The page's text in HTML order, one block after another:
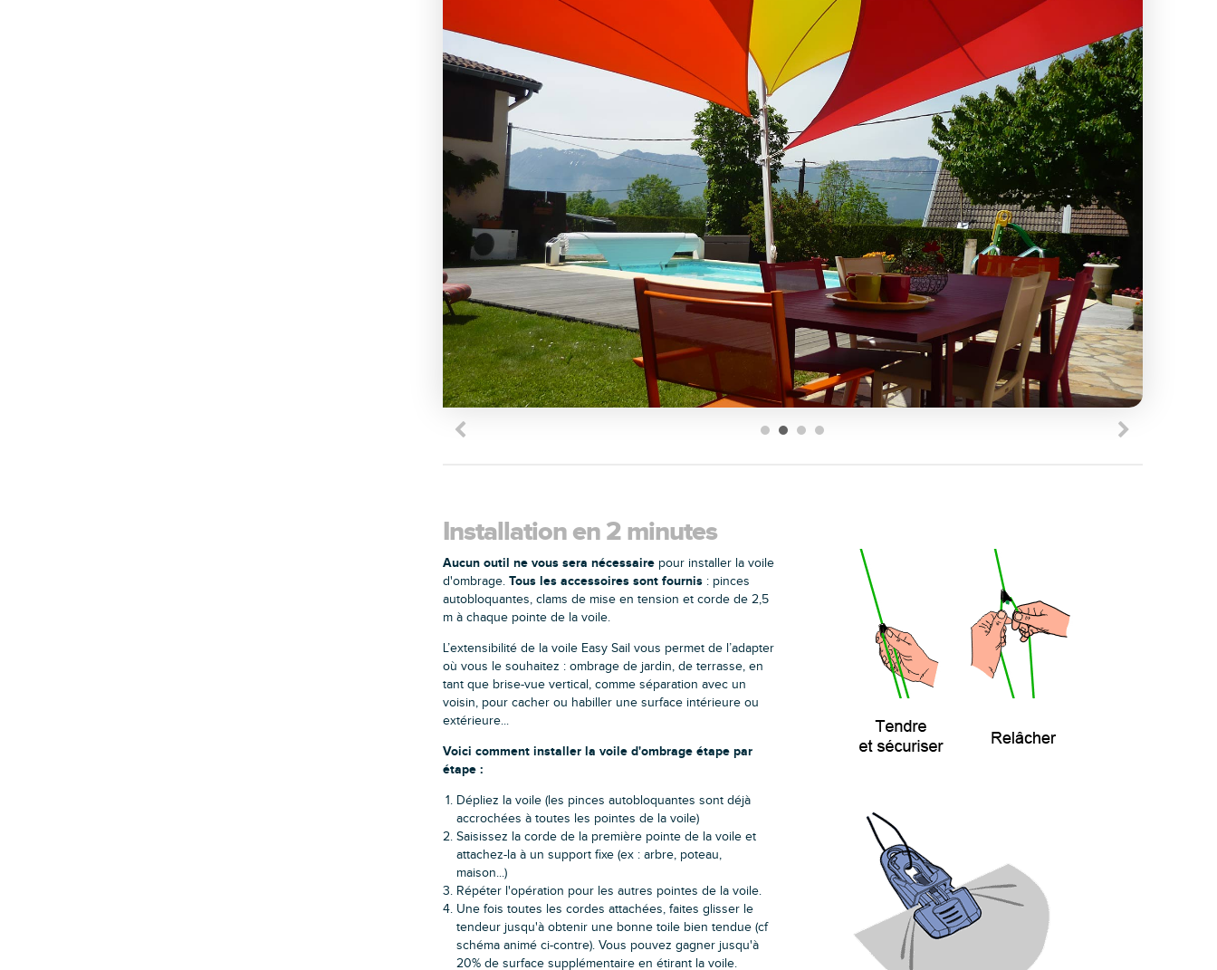
Installation en 2 minutes
Aucun outil ne vous sera nécessairepour installer la voile
d'ombrage. Tous les accessoires sont fournis: pinces
autobloquantes, clams de mise en tension et corde de 2,5
m à chaque pointe de la voile.
L’extensibilité de la voile Easy Sail vous permet de l’adapter
où vous le souhaitez : ombrage de jardin, de terrasse, en
tant que brise-vue vertical, comme séparation avec un
voisin, pour cacher ou habiller une surface intérieure ou
extérieure...
Voici comment installer la voile d'ombrage étape par
étape :
Dépliez la voile (les pinces autobloquantes sont déjà
accrochées à toutes les pointes de la voile)
Saisissez la corde de la première pointe de la voile et
attachez-la à un support fixe (ex : arbre, poteau,
maison...)
Répéter l'opération pour les autres pointes de la voile.
Une fois toutes les cordes attachées, faites glisser le
tendeur jusqu'à obtenir une bonne toile bien tendue (cf
schéma animé ci-contre). Vous pouvez gagner jusqu'à
20% de surface supplémentaire en étirant la voile.